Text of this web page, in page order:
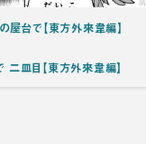
屋台で【東方外來韋編】
皿目【東方外來韋編】